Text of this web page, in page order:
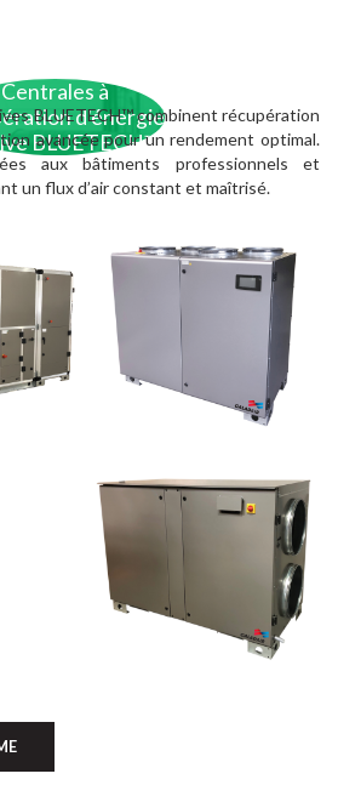
Centrales à
d'énergie
BLUETECH™
BLUETECH™ combinent récupération
avancée pour un rendement optimal.
aux bâtiments professionnels et
un flux d’air constant et maîtrisé.